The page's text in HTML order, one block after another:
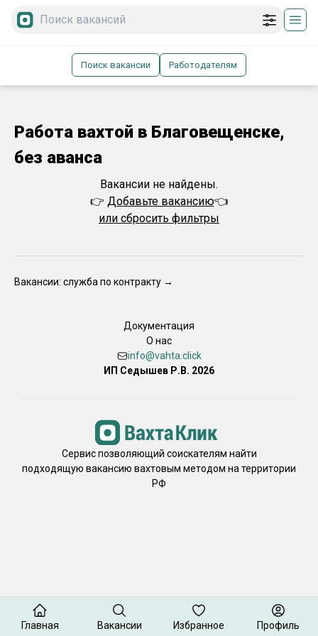
Поиск вакансии Работодателям
Работа вахтой в Благовещенске,
без аванса
Вакансии не найдены.
👉 Добавьте вакансию👈
или сбросить фильтры
Вакансии: служба по контракту →
Документация
О нас
info@vahta.click
ИП Седышев Р.В. 2026
Сервис позволяющий соискателям найти
подходящую вакансию вахтовым методом на территории
РФ
Главная Вакансии Избранное Профиль